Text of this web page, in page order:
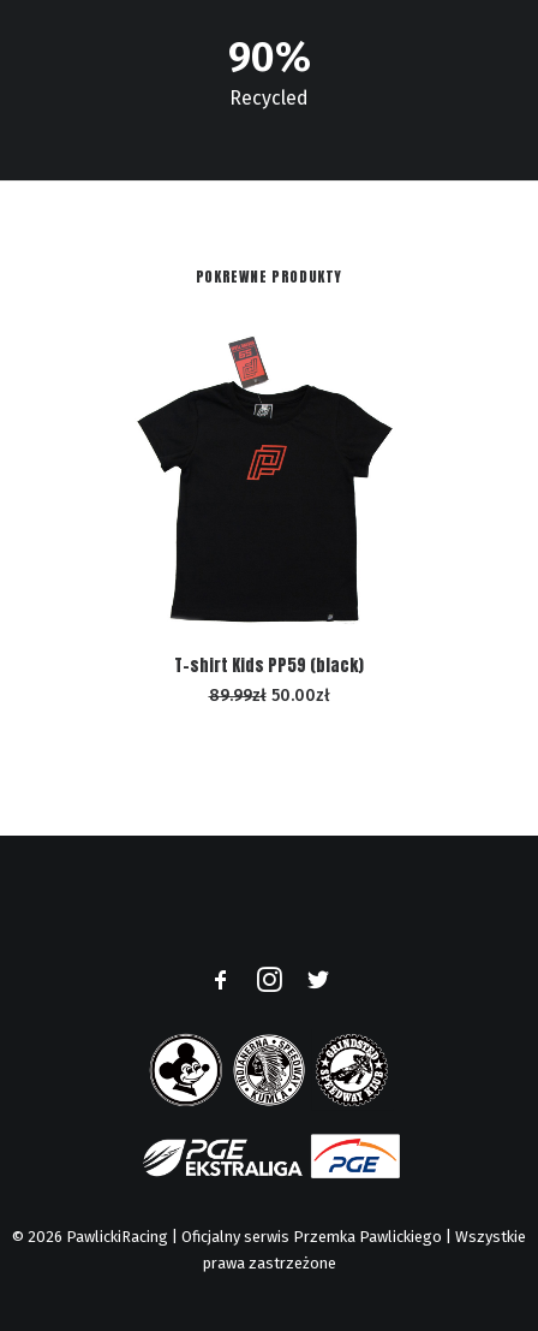
90%
Recycled
POKREWNE PRODUKTY
WYBIERZ OPCJE
T-shirt Kids PP59 (black)
89.99zł 50.00zł
© 2026 PawlickiRacing | Oficjalny serwis Przemka Pawlickiego | Wszystkie
prawa zastrzeżone